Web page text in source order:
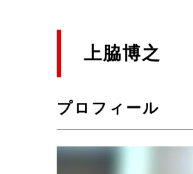
上脇博之
プロフィール